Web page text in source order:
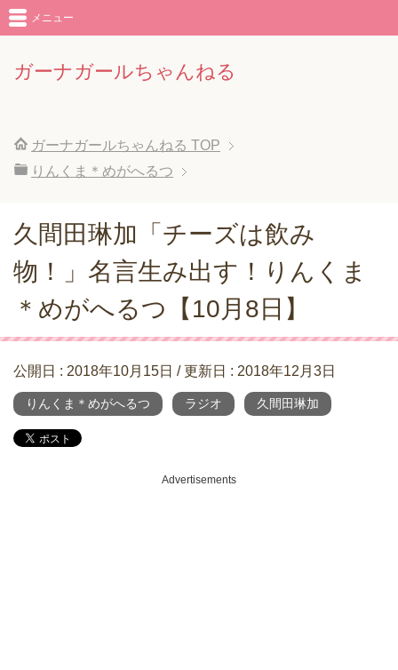
ガーナガールちゃんねる
メニュー
ガーナガールちゃんねる TOP
りんくま＊めがへるつ
久間田琳加「チーズは飲み
物！」名言生み出す！りんくま
＊めがへるつ【10月8日】
公開日 : 2018年10月15日 / 更新日 : 2018年12月3日
りんくま＊めがへるつ ラジオ 久間田琳加
Advertisements